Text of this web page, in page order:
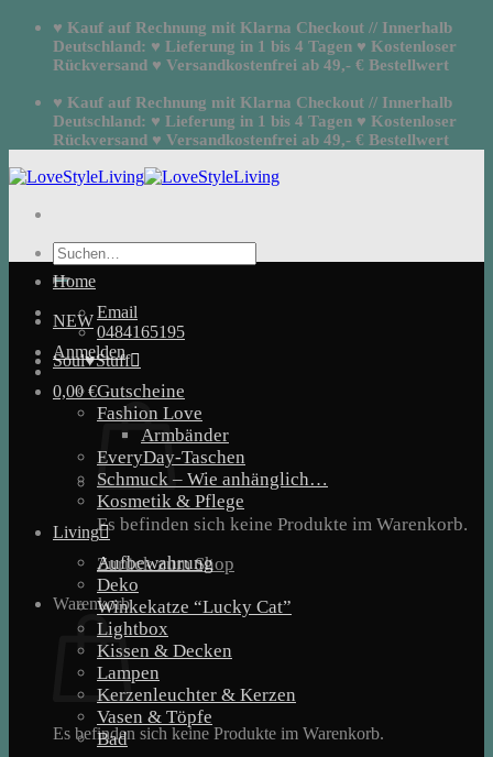
Zum
springen
♥ Kauf auf Rechnung mit Klarna Checkout // Innerhalb
Deutschland: ♥ Lieferung in 1 bis 4 Tagen ♥ Kostenloser
Rückversand ♥ Versandkostenfrei ab 49,- € Bestellwert
♥ Kauf auf Rechnung mit Klarna Checkout // Innerhalb
Deutschland: ♥ Lieferung in 1 bis 4 Tagen ♥ Kostenloser
Rückversand ♥ Versandkostenfrei ab 49,- € Bestellwert
Suchen
nach:
Email
0484165195
Anmelden
0,00€
Es befinden sich keine Produkte im Warenkorb.
Zurück zum Shop
Warenkorb
Es befinden sich keine Produkte im Warenkorb.
Home
NEW
Soul♥Stuff
Gutscheine
Fashion Love
Armbänder
EveryDay-Taschen
Schmuck – Wie anhänglich…
Kosmetik & Pflege
Living
Aufbewahrung
Deko
Winkekatze “Lucky Cat”
Lightbox
Kissen & Decken
Lampen
Kerzenleuchter & Kerzen
Vasen & Töpfe
Bad